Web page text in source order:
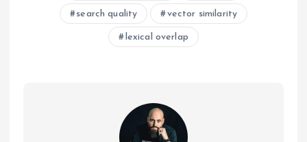
search quality vector similarity
lexical overlap